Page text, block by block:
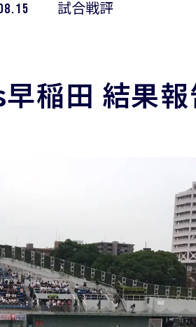
試合戦評
稲田 結果